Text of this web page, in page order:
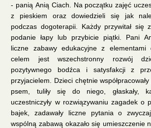
- panią Anią Ciach. Na początku zajęć
z pieskiem oraz dowiedzieli się jak
podczas dogoterapii. Każdy przywitał się
podanie łapy lub przybicie piątki. Pani
liczne zabawy edukacyjne z elementami
celem jest wszechstronny rozwój
pozytywnego bodźca i satysfakcji z
przyjacielem. Dzieci chętnie
psem, tuliły się do niego, głaskały,
uczestniczyły w rozwiązywaniu zagadek o
bajek, zadawały liczne pytania o
wspólną zabawą okazało się umieszczenie